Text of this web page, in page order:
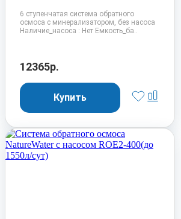
6 ступенчатая система обратного
осмоса с минерализатором, без насоса
Наличие_насоса : Нет Емкость_ба..
12365р.